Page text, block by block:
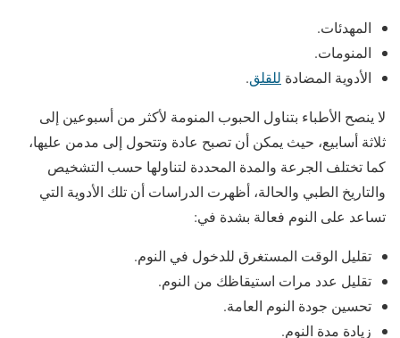
المهدئات.
المنومات.
الأدوية المضادة للقلق.
لا ينصح الأطباء بتناول الحبوب المنومة لأكثر من أسبوعين إلى
ثلاثة أسابيع، حيث يمكن أن تصبح عادة وتتحول إلى مدمن عليها،
كما تختلف الجرعة والمدة المحددة لتناولها حسب التشخيص
والتاريخ الطبي والحالة، أظهرت الدراسات أن تلك الأدوية التي
تساعد على النوم فعالة بشدة في:
تقليل الوقت المستغرق للدخول في النوم.
تقليل عدد مرات استيقاظك من النوم.
تحسين جودة النوم العامة.
زيادة مدة النوم.